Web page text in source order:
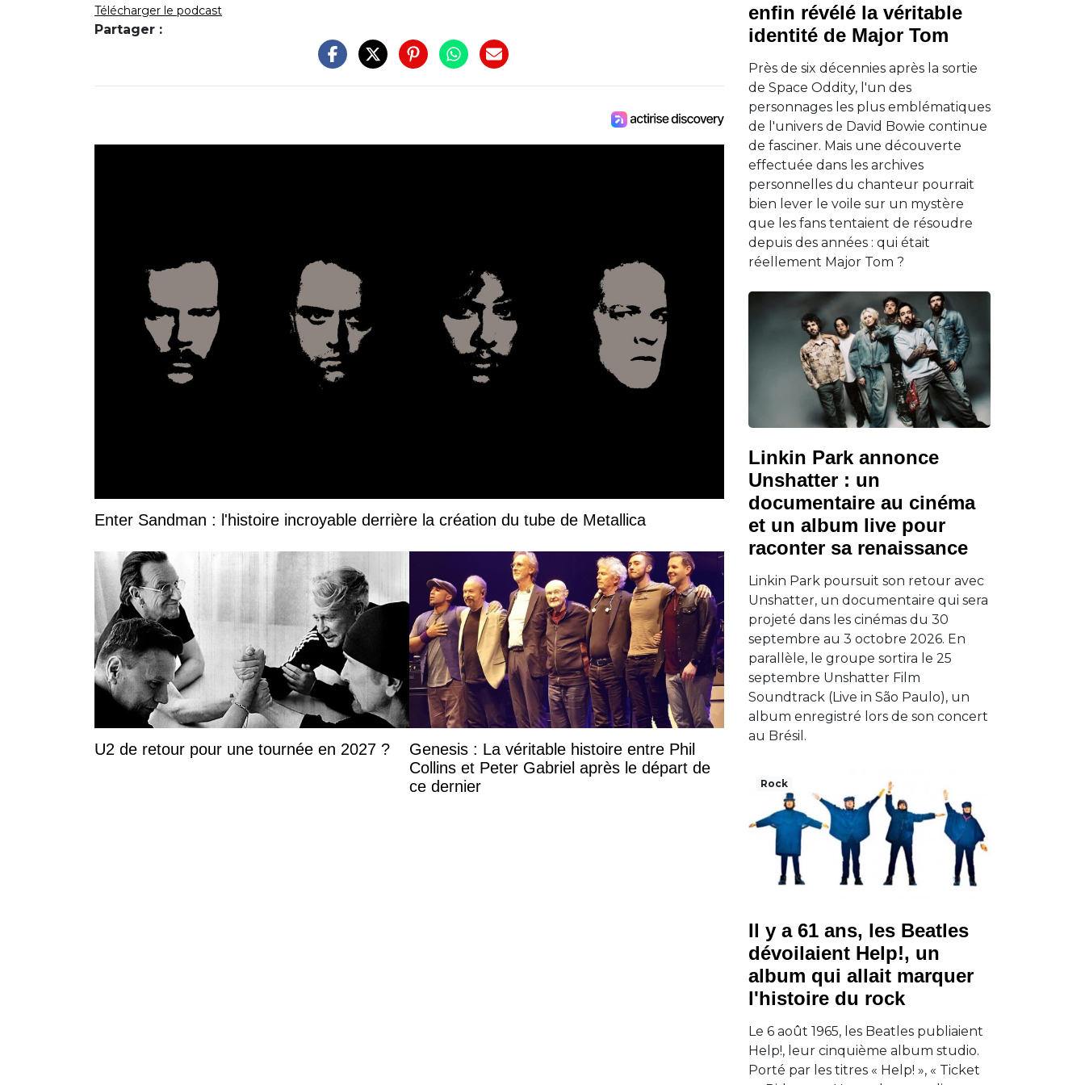
Télécharger le podcast
Partager :
Enter Sandman : l'histoire incroyable derrière la création du tube de Metallica
U2 de retour pour une tournée en 2027 ?
Genesis : La véritable histoire entre Phil
Collins et Peter Gabriel après le départ de
ce dernier
enfin révélé la véritable
identité de Major Tom
Près de six décennies après la sortie
de Space Oddity, l'un des
personnages les plus emblématiques
de l'univers de David Bowie continue
de fasciner. Mais une découverte
effectuée dans les archives
personnelles du chanteur pourrait
bien lever le voile sur un mystère
que les fans tentaient de résoudre
depuis des années : qui était
réellement Major Tom ?
Linkin Park annonce
Unshatter : un
documentaire au cinéma
et un album live pour
raconter sa renaissance
Linkin Park poursuit son retour avec
Unshatter, un documentaire qui sera
projeté dans les cinémas du 30
septembre au 3 octobre 2026. En
parallèle, le groupe sortira le 25
septembre Unshatter Film
Soundtrack (Live in São Paulo), un
album enregistré lors de son concert
au Brésil.
Rock
Il y a 61 ans, les Beatles
dévoilaient Help!, un
album qui allait marquer
l'histoire du rock
Le 6 août 1965, les Beatles publiaient
Help!, leur cinquième album studio.
Porté par les titres « Help! », « Ticket